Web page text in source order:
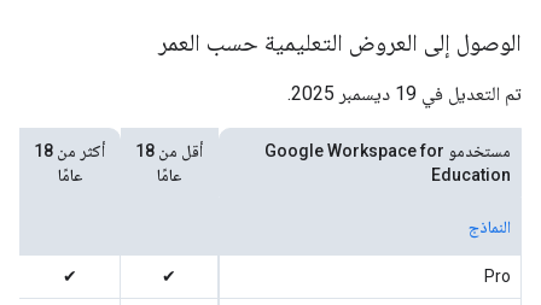
الوصول إلى العروض التعليمية حسب العمر
تم التعديل في 19 ديسمبر 2025.
مستخدمو Google Workspace for
Education
أقل من 18
عامًا
أكثر من 18
عامًا
النماذج
Pro
✔
✔